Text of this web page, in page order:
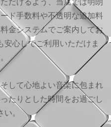
だけるよう、当店では明朗
ド手数料や不透明な追加料
金システムでご案内してお
安心してご利用いただけま
して心地よい音楽に包まれ
たりとした時間をお過ごし
い。